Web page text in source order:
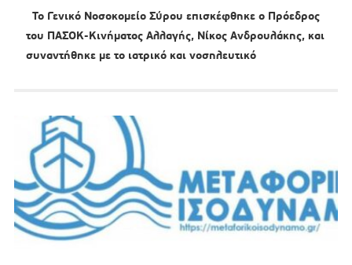
Το Γενικό Νοσοκομείο Σύρου επισκέφθηκε ο Πρόεδρος
του ΠΑΣΟΚ-Κινήματος Αλλαγής, Νίκος Ανδρουλάκης, και
συναντήθηκε με το ιατρικό και νοσηλευτικό